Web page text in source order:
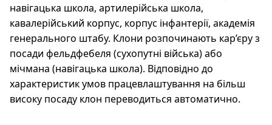
навігацька школа, артилерійська школа,
кавалерійський корпус, корпус інфантерії, академія
генерального штабу. Клони розпочинають кар’єру з
посади фельдфебеля (сухопутні війська) або
мічмана (навігацька школа). Відповідно до
характеристик умов працевлаштування на більш
високу посаду клон переводиться автоматично.